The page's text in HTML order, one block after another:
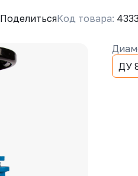
ПоделитьсяКод товара:
ДУ